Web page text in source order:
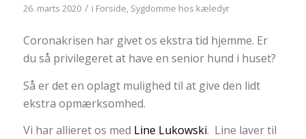
26. marts 2020 / i Forside, Sygdomme hos kæledyr
Coronakrisen har givet os ekstra tid hjemme. Er
du så privilegeret at have en senior hund i huset?
Så er det en oplagt mulighed til at give den lidt
ekstra opmærksomhed.
Vi har allieret os med Line Lukowski. Line laver til